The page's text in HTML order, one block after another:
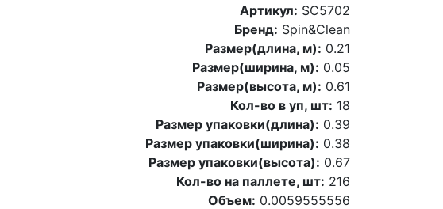
Артикул: SC5702
Бренд: Spin&Clean
Размер(длина, м): 0.21
Размер(ширина, м): 0.05
Размер(высота, м): 0.61
Кол-во в уп, шт: 18
Размер упаковки(длина): 0.39
Размер упаковки(ширина): 0.38
Размер упаковки(высота): 0.67
Кол-во на паллете, шт: 216
Объем: 0.0059555556